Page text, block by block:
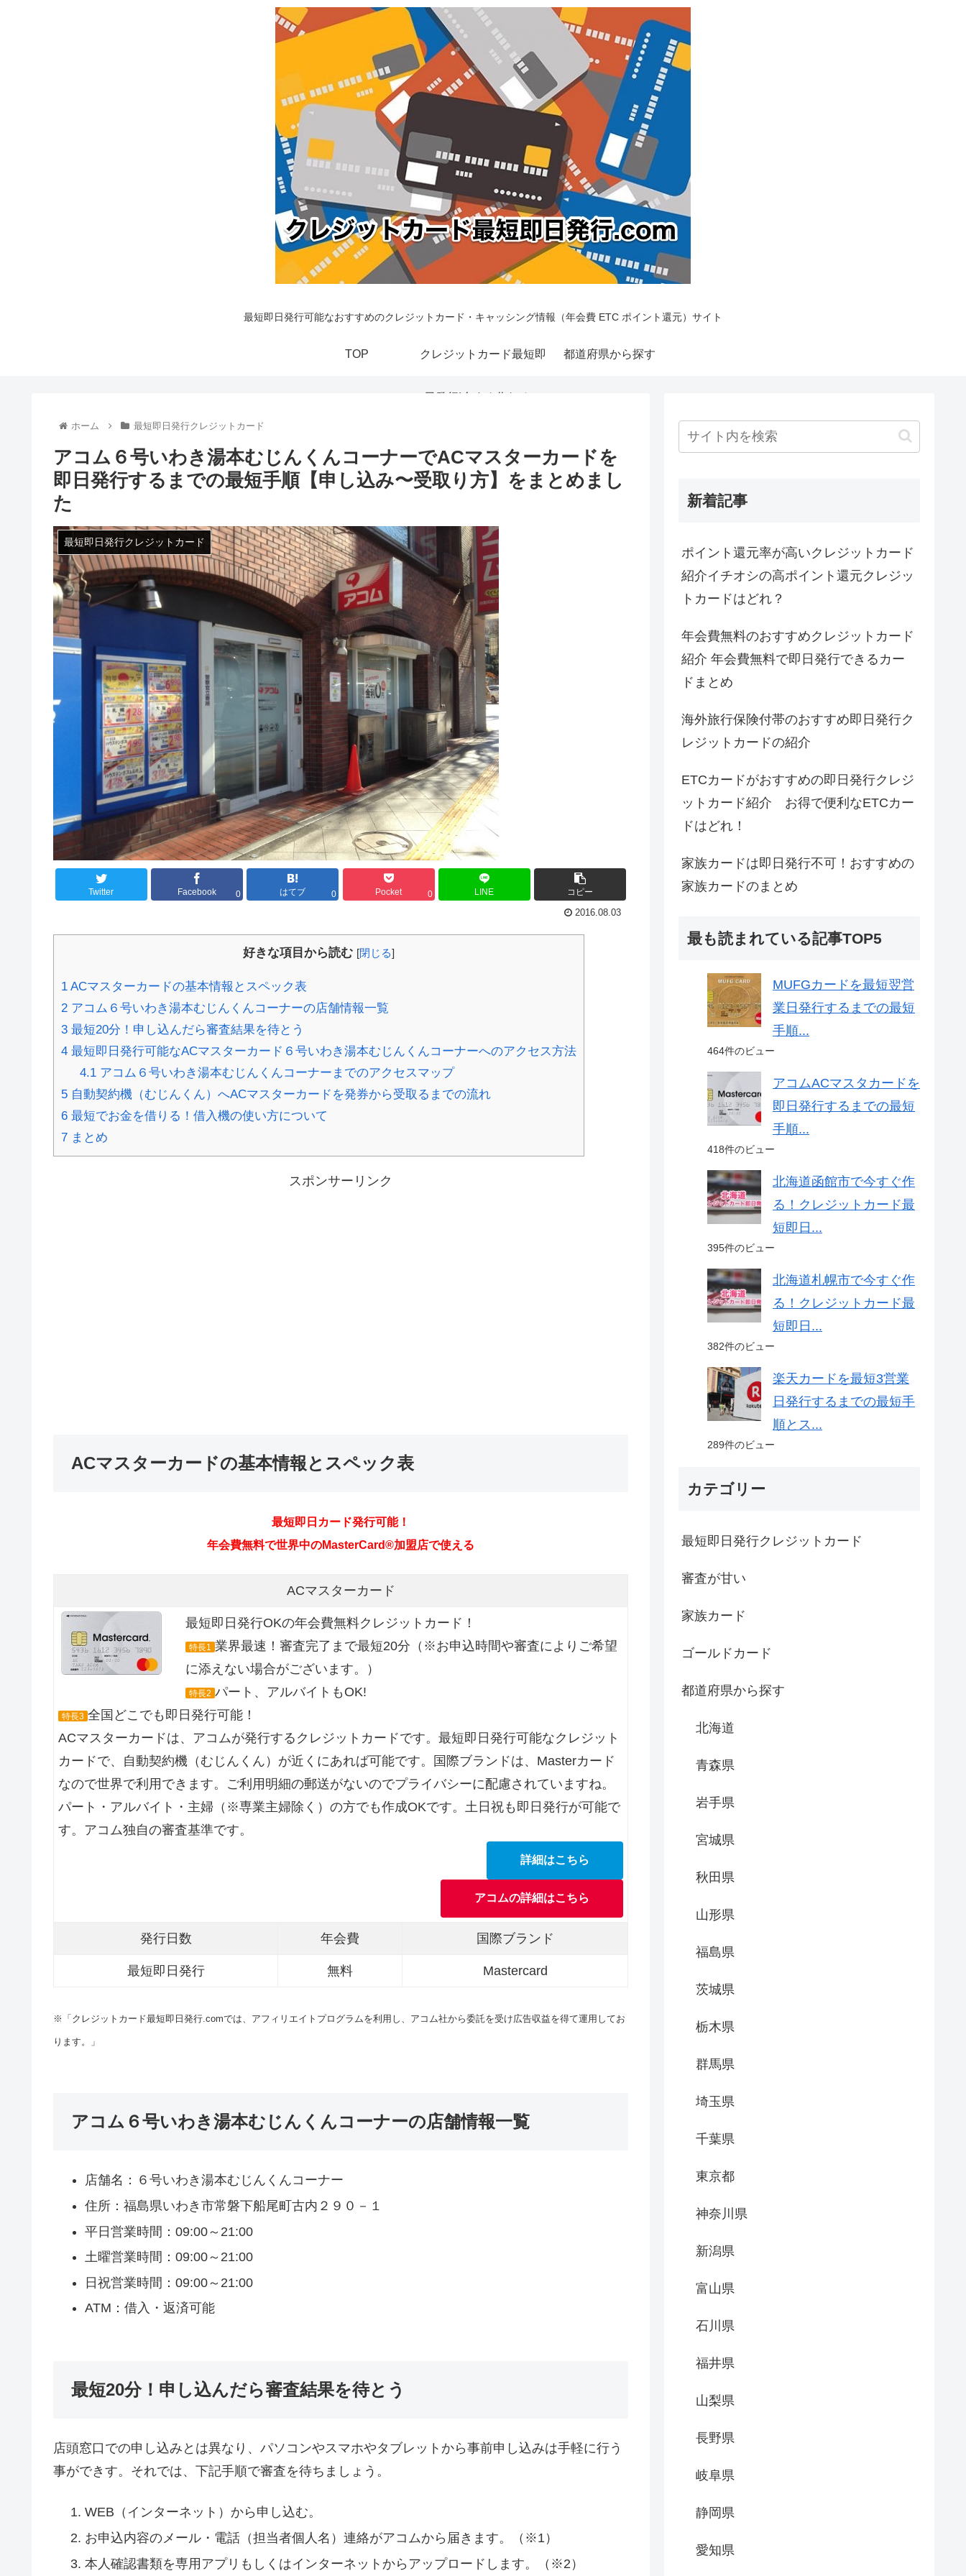
最短即日発行可能なおすすめのクレジットカード・キャッシング情報（年会費 ETC ポイント還元）サイト
TOP クレジットカード最短即
日発行|今すぐ作れる！
ドを紹介
都道府県から探す
ホーム 最短即日発行クレジットカード
アコム６号いわき湯本むじんくんコーナーでACマスターカードを
即日発行するまでの最短手順【申し込み〜受取り方】をまとめまし
た
最短即日発行クレジットカード
Twitter Facebook 0 はてブ 0 Pocket 0 LINE コピー
2016.08.03
好きな項目から読む [閉じる]
1 ACマスターカードの基本情報とスペック表
2 アコム６号いわき湯本むじんくんコーナーの店舗情報一覧
3 最短20分！申し込んだら審査結果を待とう
4 最短即日発行可能なACマスターカード６号いわき湯本むじんくんコーナーへのアクセス方法
4.1アコム６号いわき湯本むじんくんコーナーまでのアクセスマップ
5 自動契約機（むじんくん）へACマスターカードを発券から受取るまでの流れ
6 最短でお金を借りる！借入機の使い方について
7 まとめ
スポンサーリンク
ACマスターカードの基本情報とスペック表
最短即日カード発行可能！
年会費無料で世界中のMasterCard®加盟店で使える
ACマスターカード
最短即日発行OKの年会費無料クレジットカード！
特長1 業界最速！審査完了まで最短20分（※お申込時間や審査によりご希望
に添えない場合がございます。）
特長2 パート、アルバイトもOK!
特長3 全国どこでも即日発行可能！
ACマスターカードは、アコムが発行するクレジットカードです。最短即日発行可能なクレジット
カードで、自動契約機（むじんくん）が近くにあれば可能です。国際ブランドは、Masterカード
なので世界で利用できます。ご利用明細の郵送がないのでプライバシーに配慮されていますね。
パート・アルバイト・主婦（※専業主婦除く）の方でも作成OKです。土日祝も即日発行が可能で
す。アコム独自の審査基準です。
詳細はこちら
アコムの詳細はこちら
発行日数 年会費 国際ブランド
最短即日発行 無料 Mastercard
※「クレジットカード最短即日発行.comでは、アフィリエイトプログラムを利用し、アコム社から委託を受け広告収益を得て運用してお
ります。」
アコム６号いわき湯本むじんくんコーナーの店舗情報一覧
店舗名：６号いわき湯本むじんくんコーナー
住所：福島県いわき市常磐下船尾町古内２９０－１
平日営業時間：09:00～21:00
土曜営業時間：09:00～21:00
日祝営業時間：09:00～21:00
ATM：借入・返済可能
最短20分！申し込んだら審査結果を待とう
店頭窓口での申し込みとは異なり、パソコンやスマホやタブレットから事前申し込みは手軽に行う
事ができす。それでは、下記手順で審査を待ちましょう。
WEB（インターネット）から申し込む。
お申込内容のメール・電話（担当者個人名）連絡がアコムから届きます。（※1）
本人確認書類を専用アプリもしくはインターネットからアップロードします。（※2）
新着記事
ポイント還元率が高いクレジットカード
紹介イチオシの高ポイント還元クレジッ
トカードはどれ？
年会費無料のおすすめクレジットカード
紹介 年会費無料で即日発行できるカー
ドまとめ
海外旅行保険付帯のおすすめ即日発行ク
レジットカードの紹介
ETCカードがおすすめの即日発行クレジ
ットカード紹介 お得で便利なETCカー
ドはどれ！
家族カードは即日発行不可！おすすめの
家族カードのまとめ
最も読まれている記事TOP5
MUFGカードを最短翌営
業日発行するまでの最短
手順...
464件のビュー
アコムACマスタカードを
即日発行するまでの最短
手順...
418件のビュー
北海道函館市で今すぐ作
る！クレジットカード最
短即日...
395件のビュー
北海道札幌市で今すぐ作
る！クレジットカード最
短即日...
382件のビュー
楽天カードを最短3営業
日発行するまでの最短手
順とス...
289件のビュー
カテゴリー
最短即日発行クレジットカード
審査が甘い
家族カード
ゴールドカード
都道府県から探す
北海道
青森県
岩手県
宮城県
秋田県
山形県
福島県
茨城県
栃木県
群馬県
埼玉県
千葉県
東京都
神奈川県
新潟県
富山県
石川県
福井県
山梨県
長野県
岐阜県
静岡県
愛知県